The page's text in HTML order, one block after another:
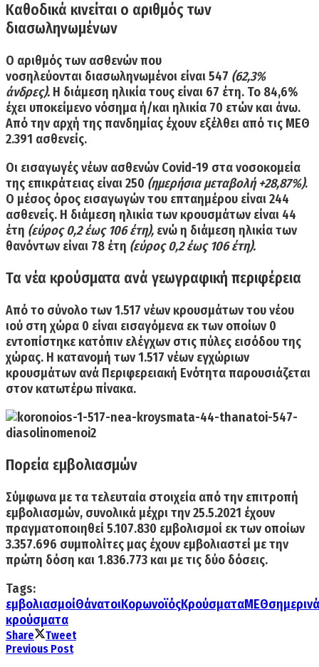
Καθοδικά κινείται ο αριθμός των
διασωληνωμένων
Ο αριθμός των ασθενών που
νοσηλεύονται διασωληνωμένοι είναι 547 (62,3%
άνδρες). Η διάμεση ηλικία τους είναι 67 έτη. Το 84,6%
έχει υποκείμενο νόσημα ή/και ηλικία 70 ετών και άνω.
Από την αρχή της πανδημίας έχουν εξέλθει από τις ΜΕΘ
2.391 ασθενείς.
Οι εισαγωγές νέων ασθενών Covid-19 στα νοσοκομεία
της επικράτειας είναι 250 (ημερήσια μεταβολή +28,87%).
Ο μέσος όρος εισαγωγών του επταημέρου είναι 244
ασθενείς. Η διάμεση ηλικία των κρουσμάτων είναι 44
έτη (εύρος 0,2 έως 106 έτη), ενώ η διάμεση ηλικία των
θανόντων είναι 78 έτη (εύρος 0,2 έως 106 έτη).
Τα νέα κρούσματα ανά γεωγραφική περιφέρεια
Από το σύνολο των 1.517 νέων κρουσμάτων του νέου
ιού στη χώρα 0 είναι εισαγόμενα εκ των οποίων 0
εντοπίστηκε κατόπιν ελέγχων στις πύλες εισόδου της
χώρας. Η κατανομή των 1.517 νέων εγχώριων
κρουσμάτων ανά Περιφερειακή Ενότητα παρουσιάζεται
στον κατωτέρω πίνακα.
Πορεία εμβολιασμών
Σύμφωνα με τα τελευταία στοιχεία από την επιτροπή
εμβολιασμών, συνολικά μέχρι την 25.5.2021 έχουν
πραγματοποιηθεί5.107.830 εμβολισμοί εκ των οποίων
3.357.696 συμπολίτες μας έχουν εμβολιαστεί με την
πρώτη δόση και1.836.773 και με τις δύο δόσεις.
Tags:
εμβολιασμοίΘάνατοιΚορωνοϊόςΚρούσματαΜΕΘσημερινά
κρούσματα
Share
Tweet
Previous Post